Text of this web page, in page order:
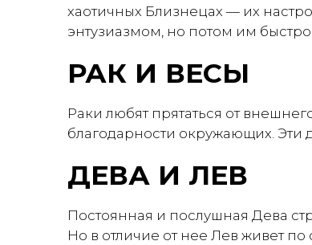
хаотичных Близнецах — их
энтузиазмом, но потом им быстро
РАК И ВЕСЫ
Раки любят прятаться от
благодарности окружающих. Эти
ДЕВА И ЛЕВ
Постоянная и послушная Дева
Но в отличие от нее Лев живет